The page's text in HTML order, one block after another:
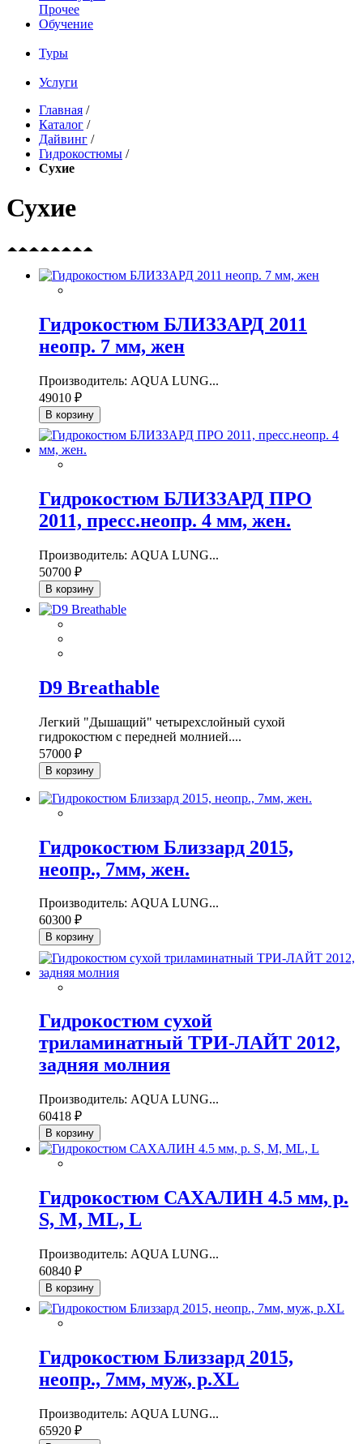
Прочее
Обучение
Туры
Услуги
Главная /
Каталог /
Дайвинг /
Гидрокостюмы /
Сухие
Сухие
Гидрокостюм БЛИЗЗАРД 2011
неопр. 7 мм, жен
Производитель: AQUA LUNG...
49010 ₽
В корзину
Гидрокостюм БЛИЗЗАРД ПРО
2011, пресс.неопр. 4 мм, жен.
Производитель: AQUA LUNG...
50700 ₽
В корзину
D9 Breathable
Легкий "Дышащий" четырехслойный сухой
гидрокостюм с передней молнией....
57000 ₽
В корзину
Гидрокостюм Близзард 2015,
неопр., 7мм, жен.
Производитель: AQUA LUNG...
60300 ₽
В корзину
Гидрокостюм сухой
триламинатный ТРИ-ЛАЙТ 2012,
задняя молния
Производитель: AQUA LUNG...
60418 ₽
В корзину
Гидрокостюм САХАЛИН 4.5 мм, р.
S, M, ML, L
Производитель: AQUA LUNG...
60840 ₽
В корзину
Гидрокостюм Близзард 2015,
неопр., 7мм, муж, р.XL
Производитель: AQUA LUNG...
65920 ₽